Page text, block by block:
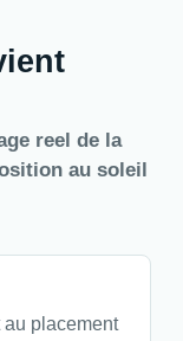
reel de la
au soleil
au placement